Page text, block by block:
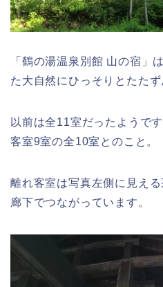
「鶴の湯温泉別館 山の宿」
た大自然にひっそりとたたず
以前は全11室だったようで
客室9室の全10室とのこと。
離れ客室は写真左側に見え
廊下でつながっています。